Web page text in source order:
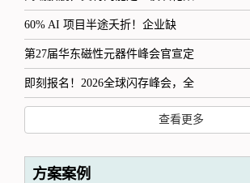
60% AI 项目半途夭折！企业缺
第27届华东磁性元器件峰会官宣定
即刻报名！2026全球闪存峰会，全
查看更多
方案案例